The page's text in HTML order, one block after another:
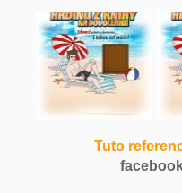
Tuto